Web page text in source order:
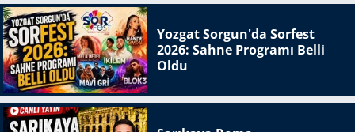
Yozgat Sorgun'da Sorfest
2026: Sahne Programı Belli
Oldu